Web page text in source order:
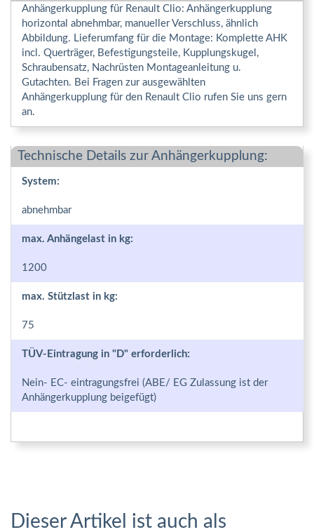
Anhängerkupplung für Renault Clio: Anhängerkupplung
horizontal abnehmbar, manueller Verschluss, ähnlich
Abbildung. Lieferumfang für die Montage: Komplette AHK
incl. Querträger, Befestigungsteile, Kupplungskugel,
Schraubensatz, Nachrüsten Montageanleitung u.
Gutachten. Bei Fragen zur ausgewählten
Anhängerkupplung für den Renault Clio rufen Sie uns gern
an.
Technische Details zur Anhängerkupplung:
System:
abnehmbar
max. Anhängelast in kg:
1200
max. Stützlast in kg:
75
TÜV-Eintragung in "D" erforderlich:
Nein- EC- eintragungsfrei (ABE/ EG Zulassung ist der
Anhängerkupplung beigefügt)
Dieser Artikel ist auch als